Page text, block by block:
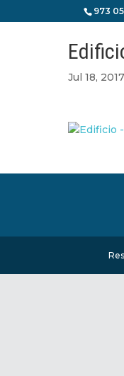
973
Jul 18, 2017